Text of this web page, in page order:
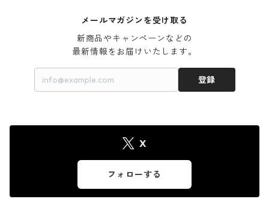
メールマガジンを受け取る
新商品やキャンペーンなどの
最新情報をお届けいたします。
登録
X
フォローする